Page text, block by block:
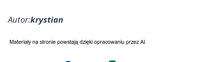
Autor:krystian